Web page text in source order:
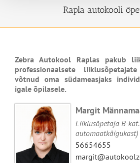
Rapla autokooli
Zebra Autokool Raplas pakub
professionaalsete
võtnud oma südameasjaks
igale õpilasele.
Margit
Liiklusõpetaja B-
automaatkäigukast)
56654655